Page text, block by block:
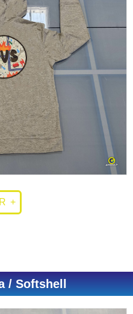
+
/ Softshell